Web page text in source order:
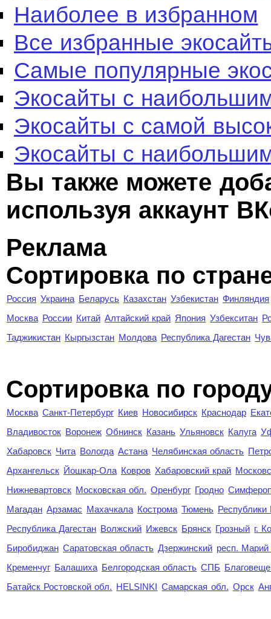
Наиболее в избранном
Все избранные
Самые популярные
Экосайты с
Экосайты с самой
Экосайты с
Вы также можете
используя аккаунт
Реклама
Сортировка по
Россия Украина Беларусь Казахстан Узбекистан Финляндия
Москва России Китай Алтайский край Япония Узбекситан
Таджикистан Кыргызстан Молдова Республика Дагестан
Cортировка по
Москва Санкт-Петербург Киев Новосибирск Краснодар
Владивосток Воронеж Обнинск Казань Ульяновск Калуга
Хабаровск Чита Вологда Астана Челябинская область
Архангельск Йошкар-Ола Ковров Хабаровский край
Нижневартовск Московская обл. Оренбург Гродно
Магадан Арзамас Махачкала Кострома Тюмень Республики
Республика Дагестан Волжский Ижевск Брянск Грозный г.
Биробиджан Саратовская область Дзержинский респ.
Кременчуг Балашиха Белгородская область СПБ
Батайск Ростовской обл. HELSINKI Самарская обл. Орск